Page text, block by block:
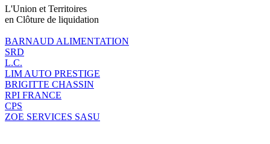
L'Union et Territoires
en Clôture de liquidation
BARNAUD ALIMENTATION
SRD
L.C.
LIM AUTO PRESTIGE
BRIGITTE CHASSIN
RPI FRANCE
CPS
ZOE SERVICES SASU